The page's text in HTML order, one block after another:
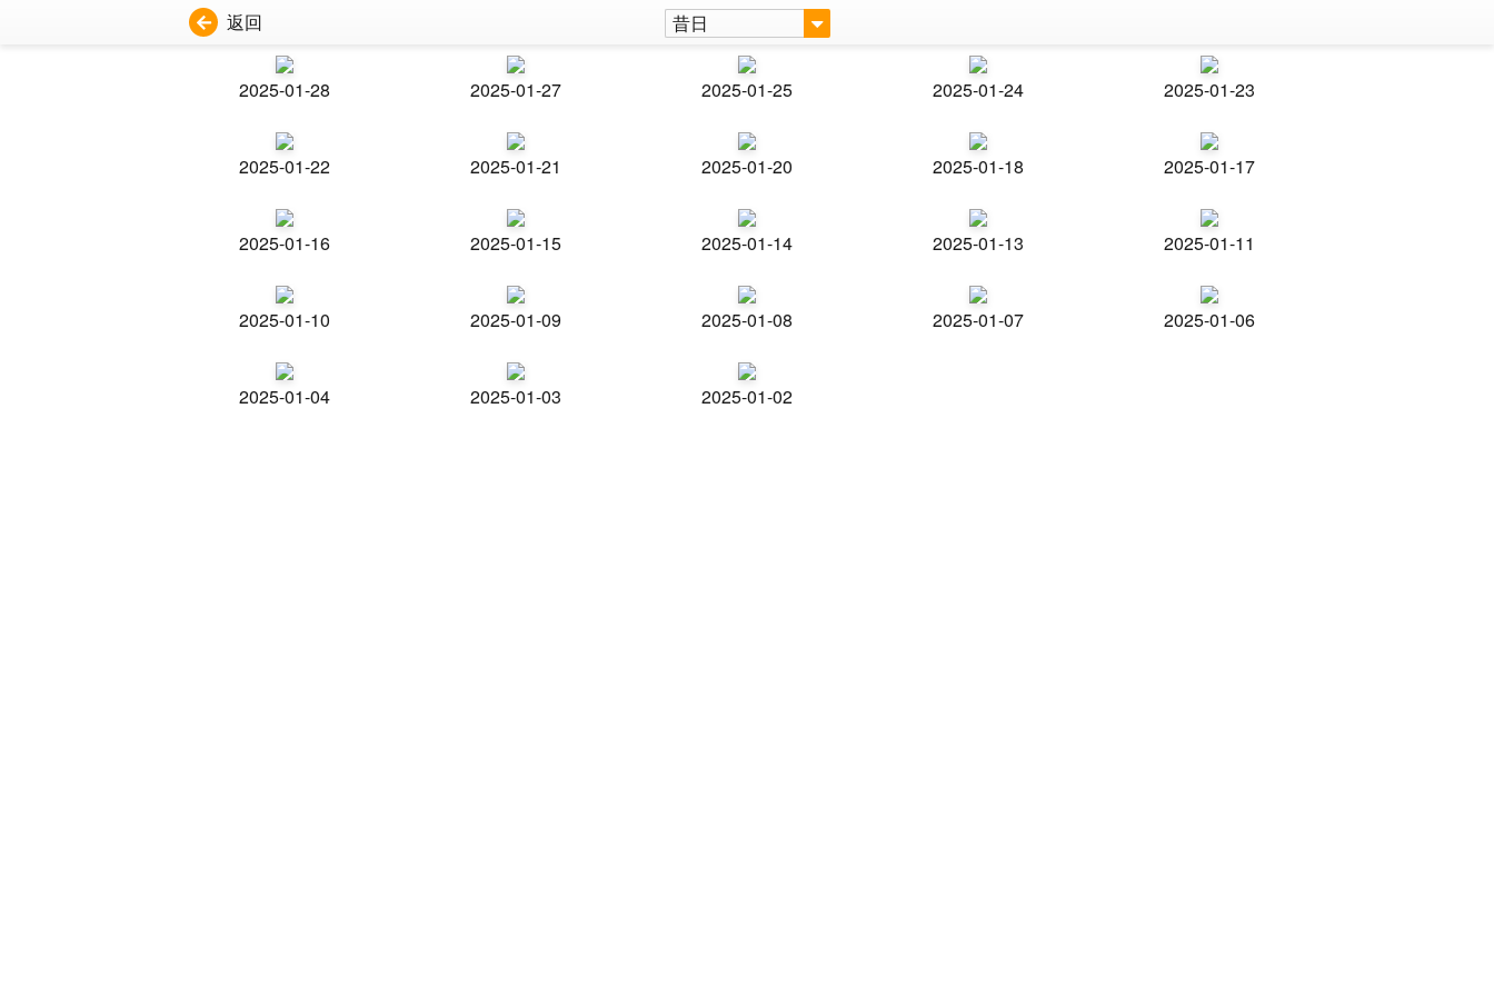
返回 昔日
2025-01-28 2025-01-27 2025-01-25 2025-01-24 2025-01-23
2025-01-22 2025-01-21 2025-01-20 2025-01-18 2025-01-17
2025-01-16 2025-01-15 2025-01-14 2025-01-13 2025-01-11
2025-01-10 2025-01-09 2025-01-08 2025-01-07 2025-01-06
2025-01-04 2025-01-03 2025-01-02